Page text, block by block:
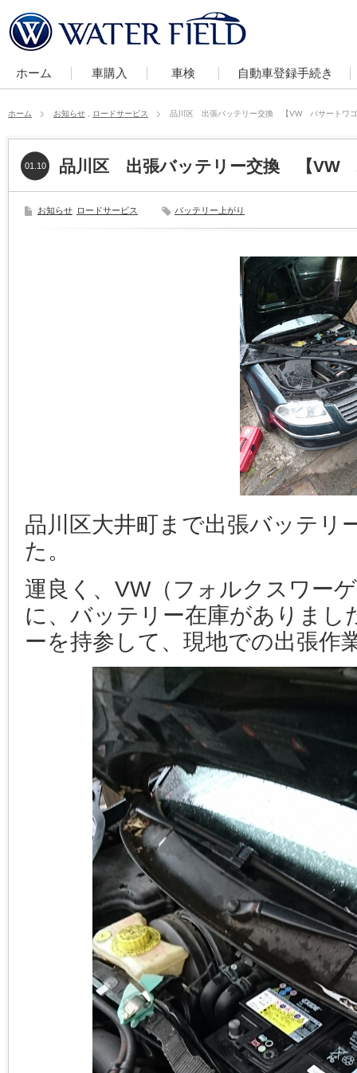
ホーム 車購入 車検 自動車登録手続き
ホーム お知らせ ロードサービス 品川区 出張バッテリー交換 【VW パサートワ
品川区 出張バッテリー交換 【VW
01.10
お知らせ ロードサービス バッテリー上がり
品川区大井町まで出張バッテリ
た。
運良く、VW（フォルクスワー
に、バッテリー在庫がありまし
ーを持参して、現地での出張作